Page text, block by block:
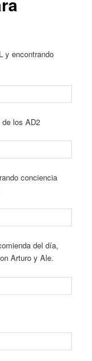
y encontrando
los AD2
conciencia
del día,
Arturo y Ale.